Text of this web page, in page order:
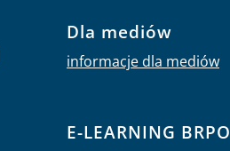
Dla mediów
informacje dla mediów
E-LEARNING BRPO